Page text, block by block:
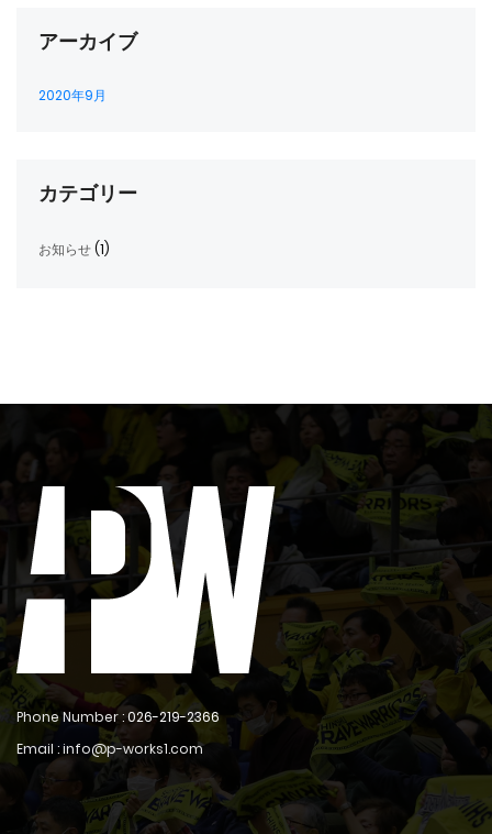
アーカイブ
2020年9月
カテゴリー
お知らせ(1)
Phone Number :026-219-2366
Email : info@p-works1.com